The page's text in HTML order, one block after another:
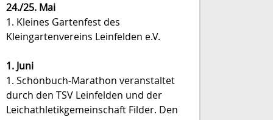
24./25. Mai
1. Kleines Gartenfest des
Kleingartenvereins Leinfelden e.V.
1. Juni
1. Schönbuch-Marathon veranstaltet
durch den TSV Leinfelden und der
Leichathletikgemeinschaft Filder. Den